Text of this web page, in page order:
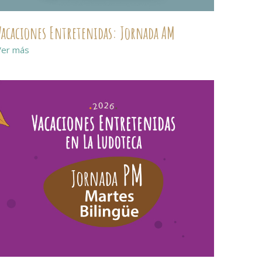
Entretenidas: Jornada AM
más